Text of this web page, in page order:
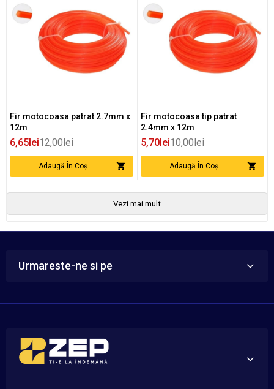
Fir motocoasa patrat 2.7mm x
12m
6,65lei12,00lei
Adaugă În Coș
Fir motocoasa tip patrat
2.4mm x 12m
5,70lei10,00lei
Adaugă În Coș
Vezi mai mult
Urmareste-ne si pe